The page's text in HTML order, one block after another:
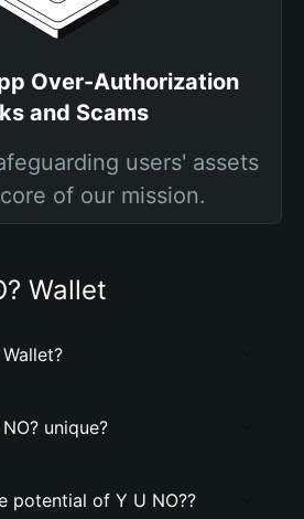
Over-Authorization
and Scams
users' assets
of our mission.
Wallet
unique?
potential of Y U NO??